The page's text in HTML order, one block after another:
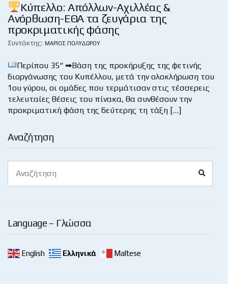
Αναζήτηση
for:
Language – Γλώσσα
English Ελληνικά Maltese
Κύπελλο: Απόλλων-Αχιλλέας &
Ανόρθωση-ΕΘΑ τα ζευγάρια της
προκριματικής φάσης
Συντάκτης: ΜΆΡΙΟΣ ΠΟΛΥΔΏΡΟΥ
Περίπου 35“ ➡Βάση της προκήρυξης της φετινής
διοργάνωσης του Κυπέλλου, μετά την ολοκλήρωση του
1ου γύρου, οι ομάδες που τερμάτισαν στις τέσσερεις
τελευταίες θέσεις του πίνακα, θα συνθέσουν την
προκριματική φάση της δεύτερης τη τάξη […]